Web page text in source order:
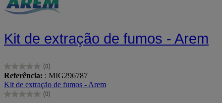
Kit de extração de fumos - Arem
(0)
0.0
em
5
estrelas.
Referência: : MIG296787
Kit de extração de fumos - Arem
(0)
0.0